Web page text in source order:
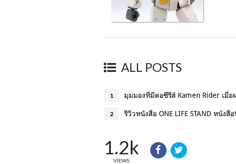
ALL POSTS
1 มุมมองที่มีต่อซีรีส์ Kamen Rider เมื่อ
2 รีวิวหนังสือ ONE LIFE STAND หนังสื
1.2k
VIEWS